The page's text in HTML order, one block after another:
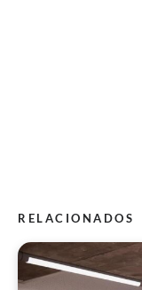
RELACIONADOS